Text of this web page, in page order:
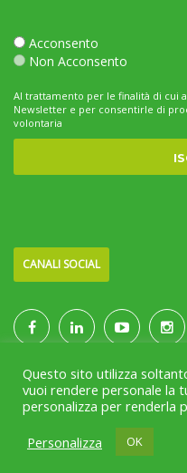
Acconsento
Non Acconsento
Al trattamento per le finalità di cui
Newsletter e per consentirle di
volontaria
CANALI SOCIAL
Project &
HOME
CHI SIAMO
RASSEGNA
Questo sito utilizza
vuoi rendere personale la
personalizza per renderla
Personalizza
OK